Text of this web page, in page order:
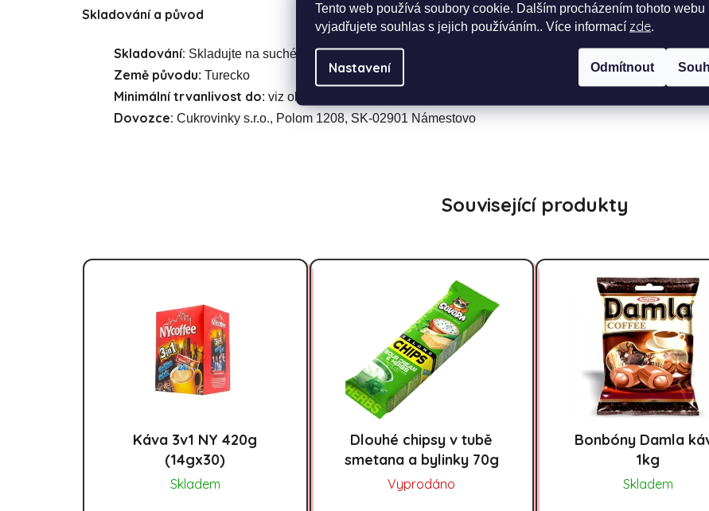
Tento web používá soubory cookie. Dalším procházením tohoto webu
vyjadřujete souhlas s jejich používáním.. Více informací zde.
Nastavení Odmítnout
Skladování a původ
Skladování: Skladujte na suchém místě a chraňte před přímým slunečním zářením.
Země původu: Turecko
Minimální trvanlivost do: viz obal
Dovozce: Cukrovinky s.r.o., Polom 1208, SK-02901 Námestovo
Související produkty
Káva 3v1 NY 420g
(14gx30)
Skladem
Dlouhé chipsy v tubě
smetana a bylinky 70g
Vyprodáno
Bonbóny Damla
1kg
Skladem